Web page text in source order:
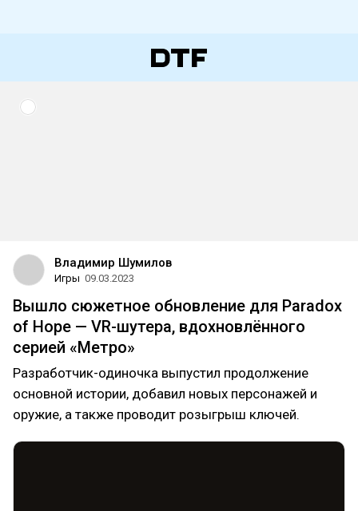
Владимир Шумилов
Игры 09.03.2023
Вышло сюжетное обновление для Paradox
of Hope — VR-шутера, вдохновлённого
серией «Метро»
Разработчик-одиночка выпустил продолжение
основной истории, добавил новых персонажей и
оружие, а также проводит розыгрыш ключей.